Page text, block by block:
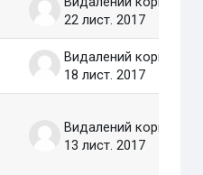
22 лист. 2017
18 лист. 2017
13 лист. 2017